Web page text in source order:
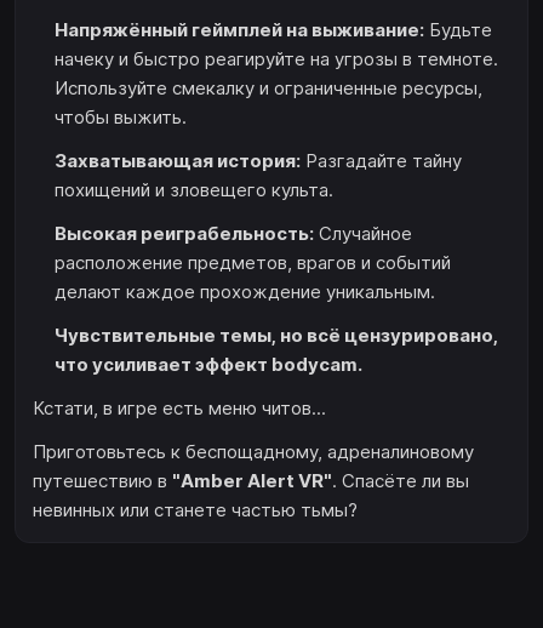
Напряжённый геймплей на выживание: Будьте
начеку и быстро реагируйте на угрозы в темноте.
Используйте смекалку и ограниченные ресурсы,
чтобы выжить.
Захватывающая история: Разгадайте тайну
похищений и зловещего культа.
Высокая реиграбельность: Случайное
расположение предметов, врагов и событий
делают каждое прохождение уникальным.
Чувствительные темы, но всё цензурировано,
что усиливает эффект bodycam.
Кстати, в игре есть меню читов...
Приготовьтесь к беспощадному, адреналиновому
путешествию в "Amber Alert VR". Спасёте ли вы
невинных или станете частью тьмы?